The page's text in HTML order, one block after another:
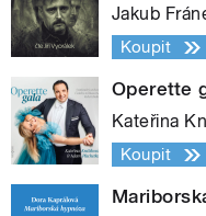
Jakub
Koupit
Operette
Kateřina
Koupit